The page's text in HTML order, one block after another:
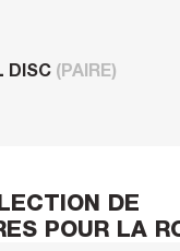
DISC (PAIRE)
DE
POUR LA